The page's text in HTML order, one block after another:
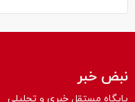
نبض خبر
پایگاه مستقل خبری و تحلیلی